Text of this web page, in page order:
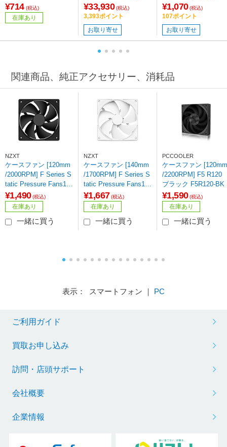
¥714 (税込)
在庫あり
リティモデル(Mac/Win
dows11対応) ［4TB /
ポータブル型］
¥33,930 (税込)
3,393ポイント
お取り寄せ
0772
¥1,070 (税込)
107ポイント
お取り寄せ
関連商品、純正アクセサリー、消耗品
NZXT
ケースファン [120mm
/2000RPM] F Series S
tatic Pressure Fans12
0 (2024) ブラック RF-
P12SF-B2
¥1,490 (税込)
在庫あり
一緒に買う
NZXT
ケースファン [140mm
/1700RPM] F Series S
tatic Pressure Fans14
0 (2024) ホワイト RF-
P14SF-W2
¥1,667 (税込)
在庫あり
一緒に買う
PCCOOLER
ケースファン [120mm
/2200RPM] F5 R120
ブラック F5R120-BK
¥1,590 (税込)
在庫あり
一緒に買う
表示： スマートフォン ｜ PC
ご利用ガイド
買取お申し込み
訪問・店頭サポート
会社概要
企業情報